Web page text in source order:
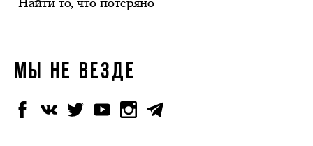
МЫ НЕ ВЕЗДЕ